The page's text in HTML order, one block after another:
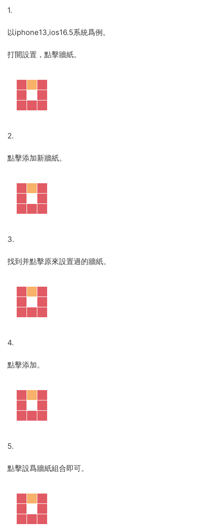
1.
以iphone13,ios16.5系統爲例。
打開設置，點擊牆紙。
2.
點擊添加新牆紙。
3.
找到并點擊原來設置過的牆紙。
4.
點擊添加。
5.
點擊設爲牆紙組合即可。